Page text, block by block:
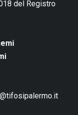
del Registro